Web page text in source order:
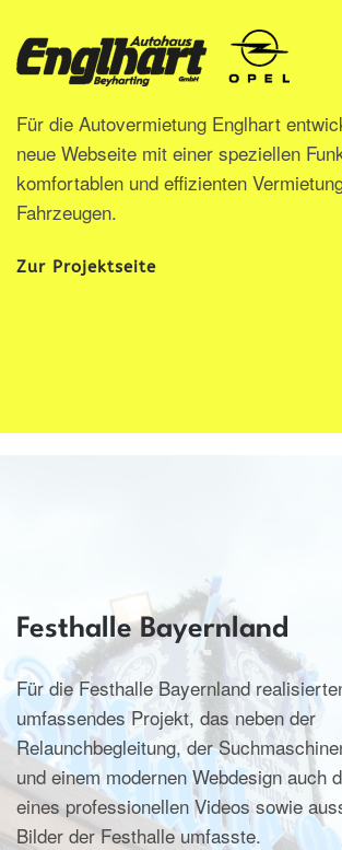
Für die Autovermietung Englhart
neue Webseite mit einer speziellen
komfortablen und effizienten
Fahrzeugen.
Zur Projektseite
Festhalle Bayernland
Für die Festhalle Bayernland
umfassendes Projekt, das neben der
Relaunchbegleitung, der
und einem modernen Webdesign auch
eines professionellen Videos sowie
Bilder der Festhalle umfasste.